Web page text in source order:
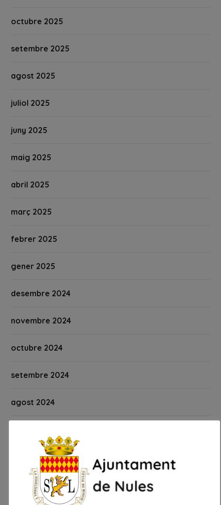
octubre 2025
setembre 2025
agost 2025
juliol 2025
juny 2025
maig 2025
abril 2025
març 2025
febrer 2025
gener 2025
desembre 2024
novembre 2024
octubre 2024
setembre 2024
agost 2024
juny 2024
maig 2024